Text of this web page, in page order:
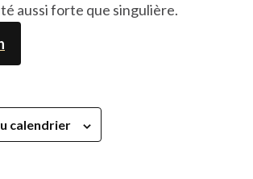
aussi forte que singulière.
calendrier